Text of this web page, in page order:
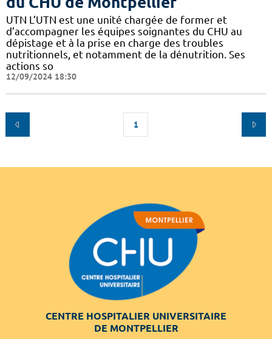
UTN L’UTN est une unité chargée de former et
d’accompagner les équipes soignantes du CHU au
dépistage et à la prise en charge des troubles
nutritionnels, et notamment de la dénutrition. Ses
actions so
12/09/2024 18:30
1
CENTRE HOSPITALIER UNIVERSITAIRE
DE MONTPELLIER